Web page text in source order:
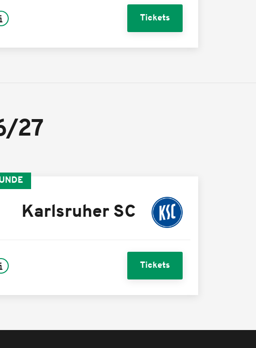
Tickets
27
Karlsruher SC
Tickets